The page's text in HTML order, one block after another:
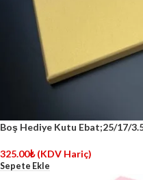
Boş Hediye Kutu Ebat;25/17/
325.00₺ (KDV Hariç)
Sepete Ekle